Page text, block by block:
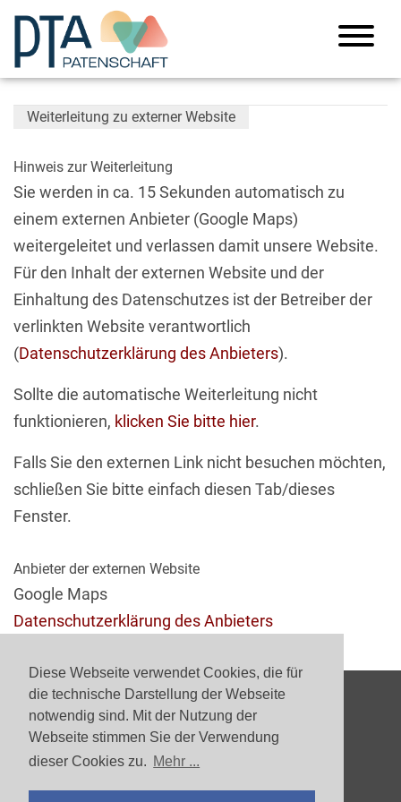
Diese Webseite verwendet Cookies, die für
die technische Darstellung der Webseite
notwendig sind. Mit der Nutzung der
Webseite stimmen Sie der Verwendung
dieser Cookies zu. Mehr ...
Weiterleitung zu externer Website
Hinweis zur Weiterleitung
Sie werden in ca. 15 Sekunden automatisch zu
einem externen Anbieter (Google Maps)
weitergeleitet und verlassen damit unsere Website.
Für den Inhalt der externen Website und der
Einhaltung des Datenschutzes ist der Betreiber der
verlinkten Website verantwortlich
(Datenschutzerklärung des Anbieters).
Sollte die automatische Weiterleitung nicht
funktionieren, klicken Sie bitte hier.
Falls Sie den externen Link nicht besuchen möchten,
schließen Sie bitte einfach diesen Tab/dieses
Fenster.
Anbieter der externen Website
Google Maps
Datenschutzerklärung des Anbieters